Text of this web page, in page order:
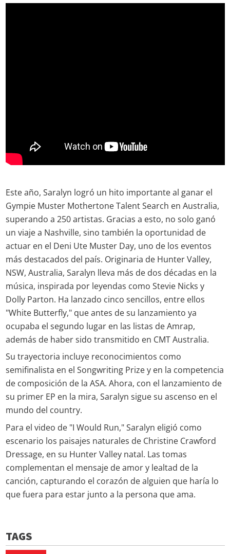
Este año, Saralyn logró un hito importante al ganar el
Gympie Muster Mothertone Talent Search en Australia,
superando a 250 artistas. Gracias a esto, no solo ganó
un viaje a Nashville, sino también la oportunidad de
actuar en el Deni Ute Muster Day, uno de los eventos
más destacados del país. Originaria de Hunter Valley,
NSW, Australia, Saralyn lleva más de dos décadas en la
música, inspirada por leyendas como Stevie Nicks y
Dolly Parton. Ha lanzado cinco sencillos, entre ellos
"White Butterfly," que antes de su lanzamiento ya
ocupaba el segundo lugar en las listas de Amrap,
además de haber sido transmitido en CMT Australia.
Su trayectoria incluye reconocimientos como
semifinalista en el Songwriting Prize y en la competencia
de composición de la ASA. Ahora, con el lanzamiento de
su primer EP en la mira, Saralyn sigue su ascenso en el
mundo del country.
Para el video de "I Would Run," Saralyn eligió como
escenario los paisajes naturales de Christine Crawford
Dressage, en su Hunter Valley natal. Las tomas
complementan el mensaje de amor y lealtad de la
canción, capturando el corazón de alguien que haría lo
que fuera para estar junto a la persona que ama.
TAGS